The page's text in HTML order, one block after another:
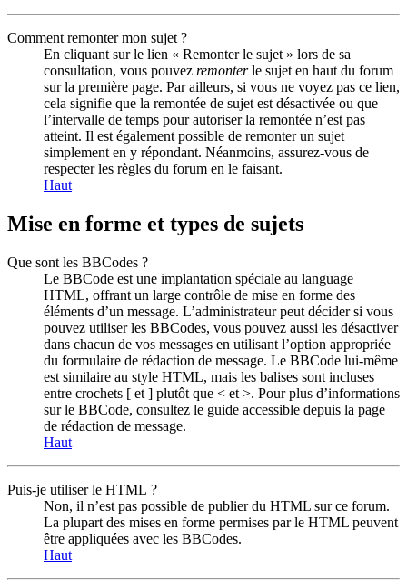
Comment remonter mon sujet ?
En cliquant sur le lien « Remonter le sujet » lors de sa
consultation, vous pouvez remonterle sujet en haut du forum
sur la première page. Par ailleurs, si vous ne voyez pas ce lien,
cela signifie que la remontée de sujet est désactivée ou que
l’intervalle de temps pour autoriser la remontée n’est pas
atteint. Il est également possible de remonter un sujet
simplement en y répondant. Néanmoins, assurez-vous de
respecter les règles du forum en le faisant.
Haut
Mise en forme et types de sujets
Que sont les BBCodes ?
Le BBCode est une implantation spéciale au language
HTML, offrant un large contrôle de mise en forme des
éléments d’un message. L’administrateur peut décider si vous
pouvez utiliser les BBCodes, vous pouvez aussi les désactiver
dans chacun de vos messages en utilisant l’option appropriée
du formulaire de rédaction de message. Le BBCode lui-même
est similaire au style HTML, mais les balises sont incluses
entre crochets [ et ] plutôt que < et >. Pour plus d’informations
sur le BBCode, consultez le guide accessible depuis la page
de rédaction de message.
Haut
Puis-je utiliser le HTML ?
Non, il n’est pas possible de publier du HTML sur ce forum.
La plupart des mises en forme permises par le HTML peuvent
être appliquées avec les BBCodes.
Haut